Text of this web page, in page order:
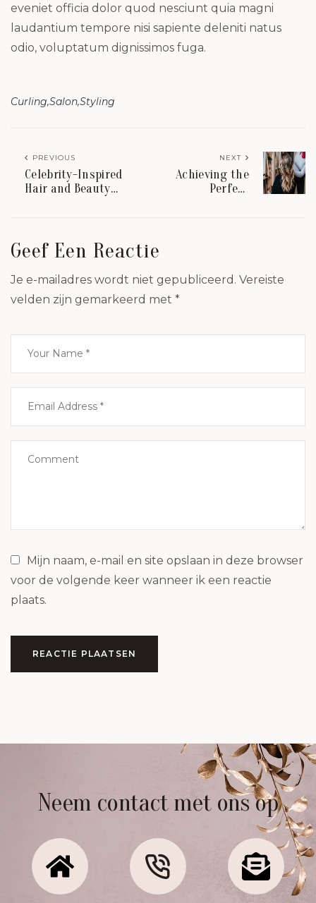
eveniet officia dolor quod nesciunt quia magni
laudantium tempore nisi sapiente deleniti natus
odio, voluptatum dignissimos fuga.
Curling SalonStyling
PREVIOUS
Celebrity-Inspired
Hair and Beauty
NEXT
Achieving the
Perfect
Geef Een Reactie
Je e-mailadres wordt niet gepubliceerd. Vereiste
velden zijn gemarkeerd met *
Mijn naam, e-mail en site opslaan in deze browser
voor de volgende keer wanneer ik een reactie
plaats.
REACTIE PLAATSEN
Neem contact met ons op